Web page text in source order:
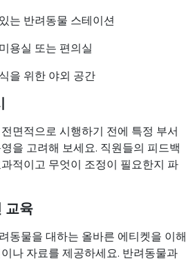
는 반려동물 스테이션
용실 또는 편의실
을 위한 야외 공간
면적으로 시행하기 전에 특정 부서
을 고려해 보세요. 직원들의 피드백
적이고 무엇이 조정이 필요한지 파
교육
동물을 대하는 올바른 에티켓을 이해
나 자료를 제공하세요. 반려동물과